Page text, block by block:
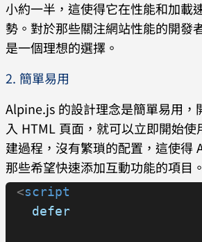
小約一半，這使得它在性能和加載
勢。對於那些關注網站性能的開發
是一個理想的選擇。
2. 簡單易用
Alpine.js 的設計理念是簡單易用，
入 HTML 頁面，就可以立即開始
建過程，沒有繁瑣的配置，這使得
那些希望快速添加互動功能的項目。
<script
  defer